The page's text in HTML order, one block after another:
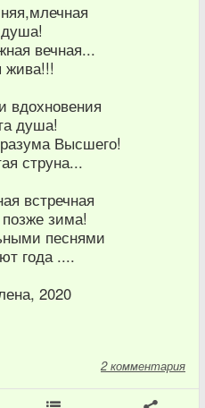
вечная...
жива!!!
вдохновения
душа!
Высшего!
струна...
встречная
зима!
песнями
года ....
2020
2 комментария